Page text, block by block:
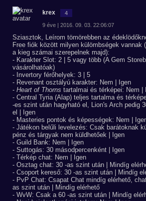
krex 4
9 éve | 2016. 09. 03. 22:06:07
Sziasztok, Leírom tömörebben az
Free fiók között milyen külömbségek vannak
a kieg számai szerepelnek majd):
- Karakter Slot: 2 | 5 vagy több (A Gem
vásárolhatóak)
- Invertory férőhelyek: 3 | 5
- Revenant osztályú karakter: Nem | Igen
- Heart of Thorns tartalmai és térképei: Nem |
- Central Tyria (Alap) teljes tartalma és
-es szint után hagyható el, Lion's Arch pedig
el | Igen
- Masteries pontok és képességek: Nem |
- Játékon belűli levelezés: Csak barátoknak
pénz és tárgyak nem küldhetőek | Igen
- Guild Bank: Nem | Igen
- Suttogás: 30 másodpercenként | Igen
- Térkép chat: Nem | Igen
- Osztag chat: 30 -as szint után | Mindíg
- Csoport kereső: 30 -as szint után | Mindíg
- PvP Chat: Csapat Chat mindíg elérhető,
as szint után | Mindíg elérhető
- WvW: Csak a 60 -as szint után | Mindíg